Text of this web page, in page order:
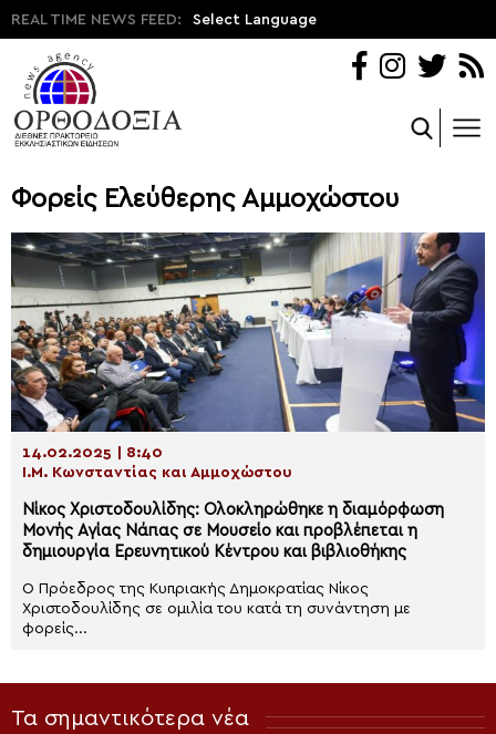
REAL TIME NEWS FEED: Select Language
Φορείς Ελεύθερης Αμμοχώστου
14.02.2025 | 8:40
Ι.Μ. Κωνσταντίας και Αμμοχώστου
Νίκος Χριστοδουλίδης: Ολοκληρώθηκε η διαμόρφωση
Μονής Αγίας Νάπας σε Μουσείο και προβλέπεται η
δημιουργία Ερευνητικού Κέντρου και βιβλιοθήκης
Ο Πρόεδρος της Κυπριακής Δημοκρατίας Νίκος
Χριστοδουλίδης σε ομιλία του κατά τη συνάντηση με
φορείς...
Τα σημαντικότερα νέα